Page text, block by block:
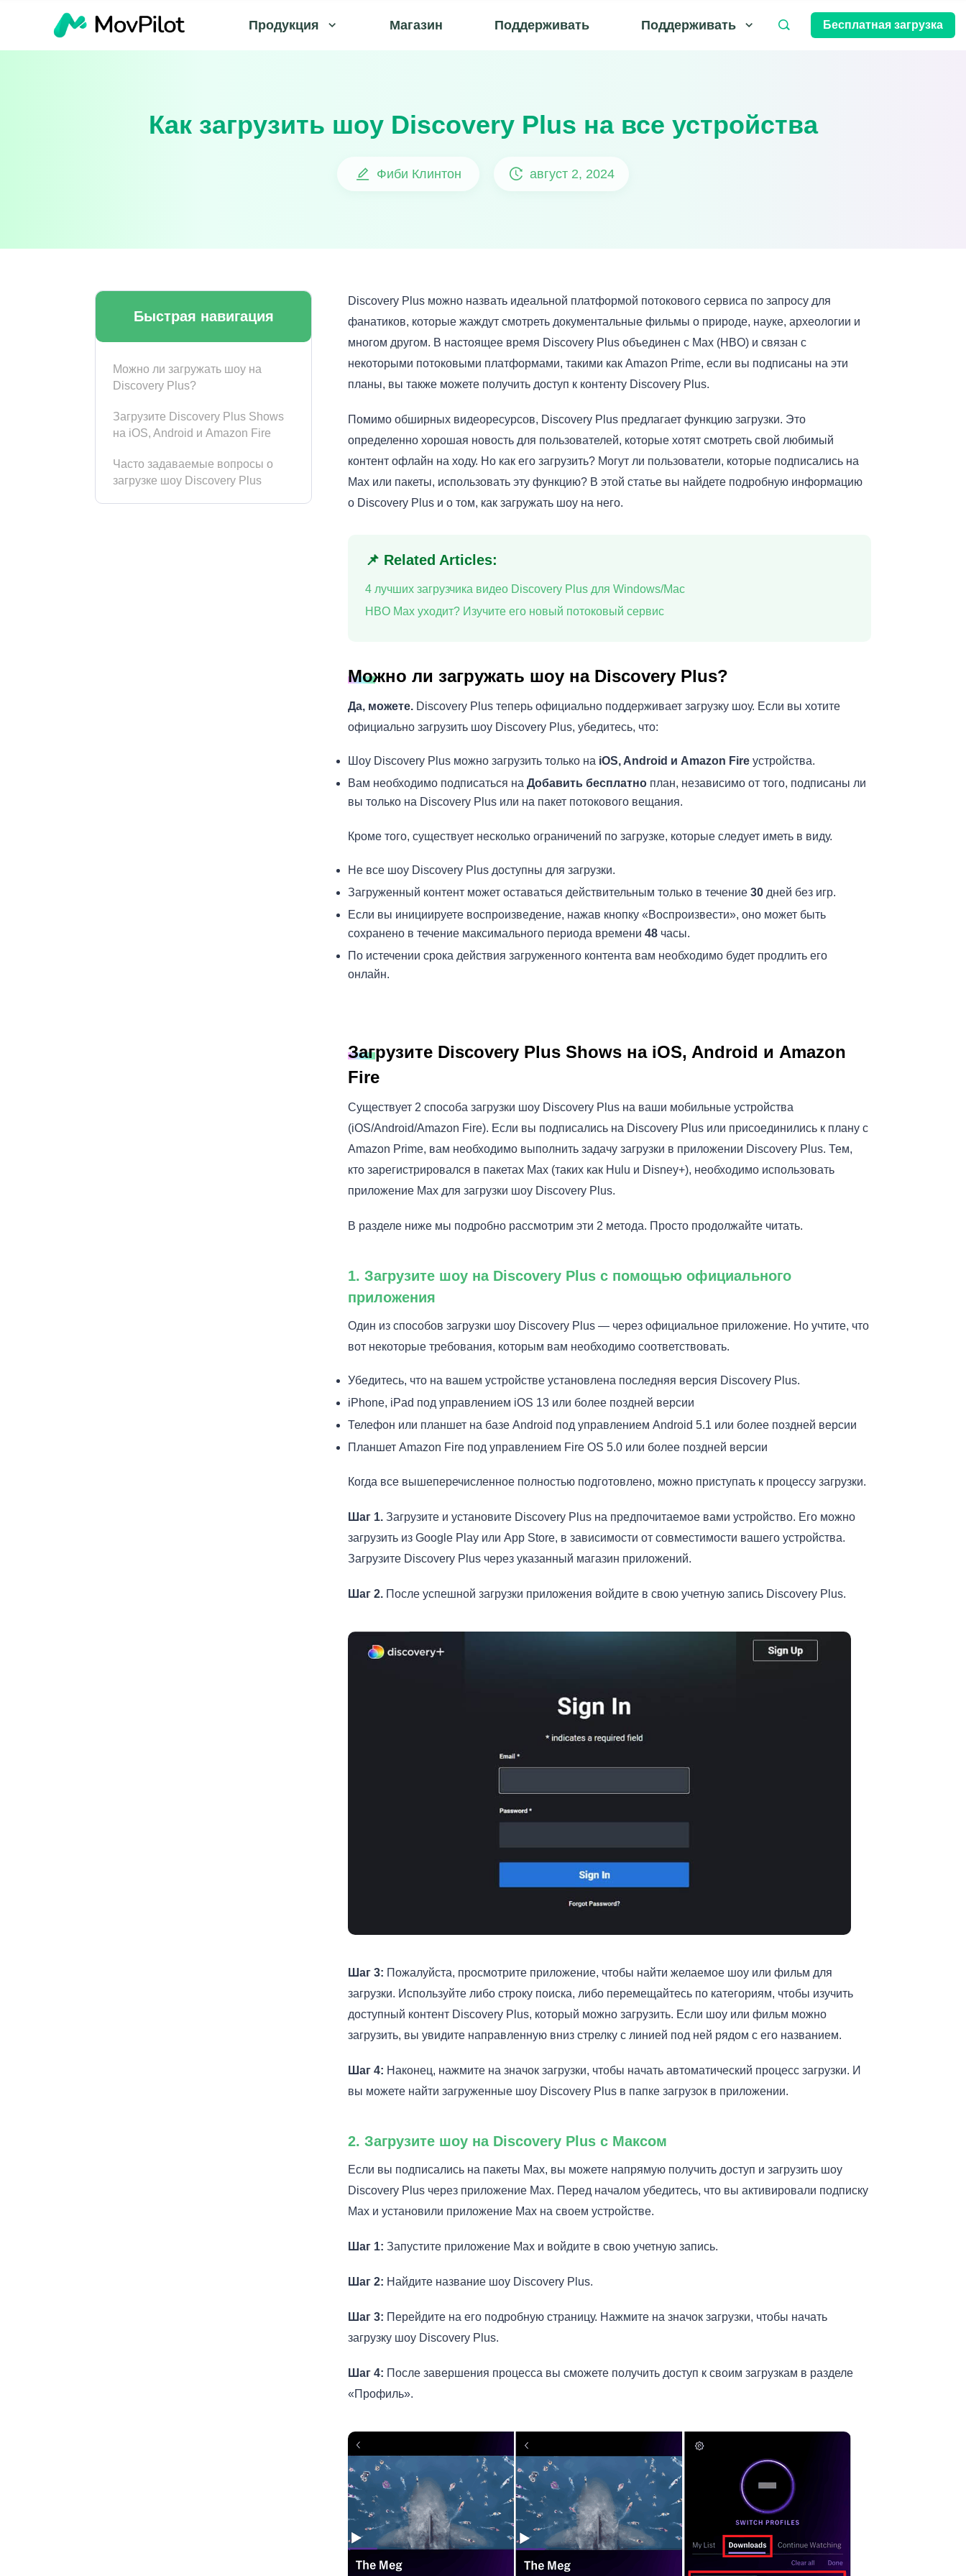
Продукция Магазин Поддерживать Поддерживать Бесплатная загрузка
Как загрузить шоу Discovery Plus на все устройства
Фиби Клинтон август 2, 2024
Быстрая навигация
Можно ли загружать шоу на
Discovery Plus?
Загрузите Discovery Plus Shows
на iOS, Android и Amazon Fire
Часто задаваемые вопросы о
загрузке шоу Discovery Plus
Discovery Plus можно назвать идеальной платформой потокового сервиса по запросу для
фанатиков, которые жаждут смотреть документальные фильмы о природе, науке, археологии и
многом другом. В настоящее время Discovery Plus объединен с Max (HBO) и связан с
некоторыми потоковыми платформами, такими как Amazon Prime, если вы подписаны на эти
планы, вы также можете получить доступ к контенту Discovery Plus.
Помимо обширных видеоресурсов, Discovery Plus предлагает функцию загрузки. Это
определенно хорошая новость для пользователей, которые хотят смотреть свой любимый
контент офлайн на ходу. Но как его загрузить? Могут ли пользователи, которые подписались на
Max или пакеты, использовать эту функцию? В этой статье вы найдете подробную информацию
о Discovery Plus и о том, как загружать шоу на него.
📌 Related Articles:
4 лучших загрузчика видео Discovery Plus для Windows/Mac
HBO Max уходит? Изучите его новый потоковый сервис
Можно ли загружать шоу на Discovery Plus?
Да, можете. Discovery Plus теперь официально поддерживает загрузку шоу. Если вы хотите
официально загрузить шоу Discovery Plus, убедитесь, что:
Шоу Discovery Plus можно загрузить только на iOS, Android и Amazon Fire устройства.
Вам необходимо подписаться на Добавить бесплатно план, независимо от того, подписаны ли
вы только на Discovery Plus или на пакет потокового вещания.
Кроме того, существует несколько ограничений по загрузке, которые следует иметь в виду.
Не все шоу Discovery Plus доступны для загрузки.
Загруженный контент может оставаться действительным только в течение 30 дней без игр.
Если вы инициируете воспроизведение, нажав кнопку «Воспроизвести», оно может быть
сохранено в течение максимального периода времени 48 часы.
По истечении срока действия загруженного контента вам необходимо будет продлить его
онлайн.
Загрузите Discovery Plus Shows на iOS, Android и Amazon
Fire
Существует 2 способа загрузки шоу Discovery Plus на ваши мобильные устройства
(iOS/Android/Amazon Fire). Если вы подписались на Discovery Plus или присоединились к плану с
Amazon Prime, вам необходимо выполнить задачу загрузки в приложении Discovery Plus. Тем,
кто зарегистрировался в пакетах Max (таких как Hulu и Disney+), необходимо использовать
приложение Max для загрузки шоу Discovery Plus.
В разделе ниже мы подробно рассмотрим эти 2 метода. Просто продолжайте читать.
1. Загрузите шоу на Discovery Plus с помощью официального
приложения
Один из способов загрузки шоу Discovery Plus — через официальное приложение. Но учтите, что
вот некоторые требования, которым вам необходимо соответствовать.
Убедитесь, что на вашем устройстве установлена последняя версия Discovery Plus.
iPhone, iPad под управлением iOS 13 или более поздней версии
Телефон или планшет на базе Android под управлением Android 5.1 или более поздней версии
Планшет Amazon Fire под управлением Fire OS 5.0 или более поздней версии
Когда все вышеперечисленное полностью подготовлено, можно приступать к процессу загрузки.
Шаг 1. Загрузите и установите Discovery Plus на предпочитаемое вами устройство. Его можно
загрузить из Google Play или App Store, в зависимости от совместимости вашего устройства.
Загрузите Discovery Plus через указанный магазин приложений.
Шаг 2. После успешной загрузки приложения войдите в свою учетную запись Discovery Plus.
Шаг 3: Пожалуйста, просмотрите приложение, чтобы найти желаемое шоу или фильм для
загрузки. Используйте либо строку поиска, либо перемещайтесь по категориям, чтобы изучить
доступный контент Discovery Plus, который можно загрузить. Если шоу или фильм можно
загрузить, вы увидите направленную вниз стрелку с линией под ней рядом с его названием.
Шаг 4: Наконец, нажмите на значок загрузки, чтобы начать автоматический процесс загрузки. И
вы можете найти загруженные шоу Discovery Plus в папке загрузок в приложении.
2. Загрузите шоу на Discovery Plus с Максом
Если вы подписались на пакеты Max, вы можете напрямую получить доступ и загрузить шоу
Discovery Plus через приложение Max. Перед началом убедитесь, что вы активировали подписку
Max и установили приложение Max на своем устройстве.
Шаг 1: Запустите приложение Max и войдите в свою учетную запись.
Шаг 2: Найдите название шоу Discovery Plus.
Шаг 3: Перейдите на его подробную страницу. Нажмите на значок загрузки, чтобы начать
загрузку шоу Discovery Plus.
Шаг 4: После завершения процесса вы сможете получить доступ к своим загрузкам в разделе
«Профиль».